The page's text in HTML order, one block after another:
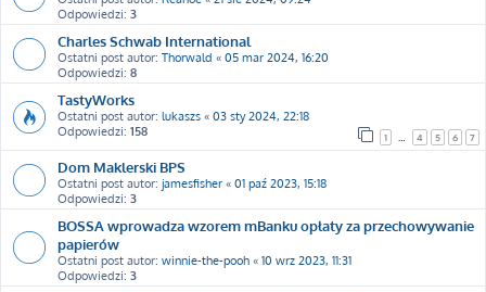
Odpowiedzi: 3
Charles Schwab International
Ostatni post autor: Thorwald « 05 mar 2024, 16:20
Odpowiedzi: 8
TastyWorks
Ostatni post autor: lukaszs « 03 sty 2024, 22:18
Odpowiedzi: 158 1 4 5 6 7
Dom Maklerski BPS
Ostatni post autor: jamesfisher « 01 paź 2023, 15:18
Odpowiedzi: 3
BOSSA wprowadza wzorem mBanku opłaty za przechowywanie
papierów
Ostatni post autor: winnie-the-pooh « 10 wrz 2023, 11:31
Odpowiedzi: 3